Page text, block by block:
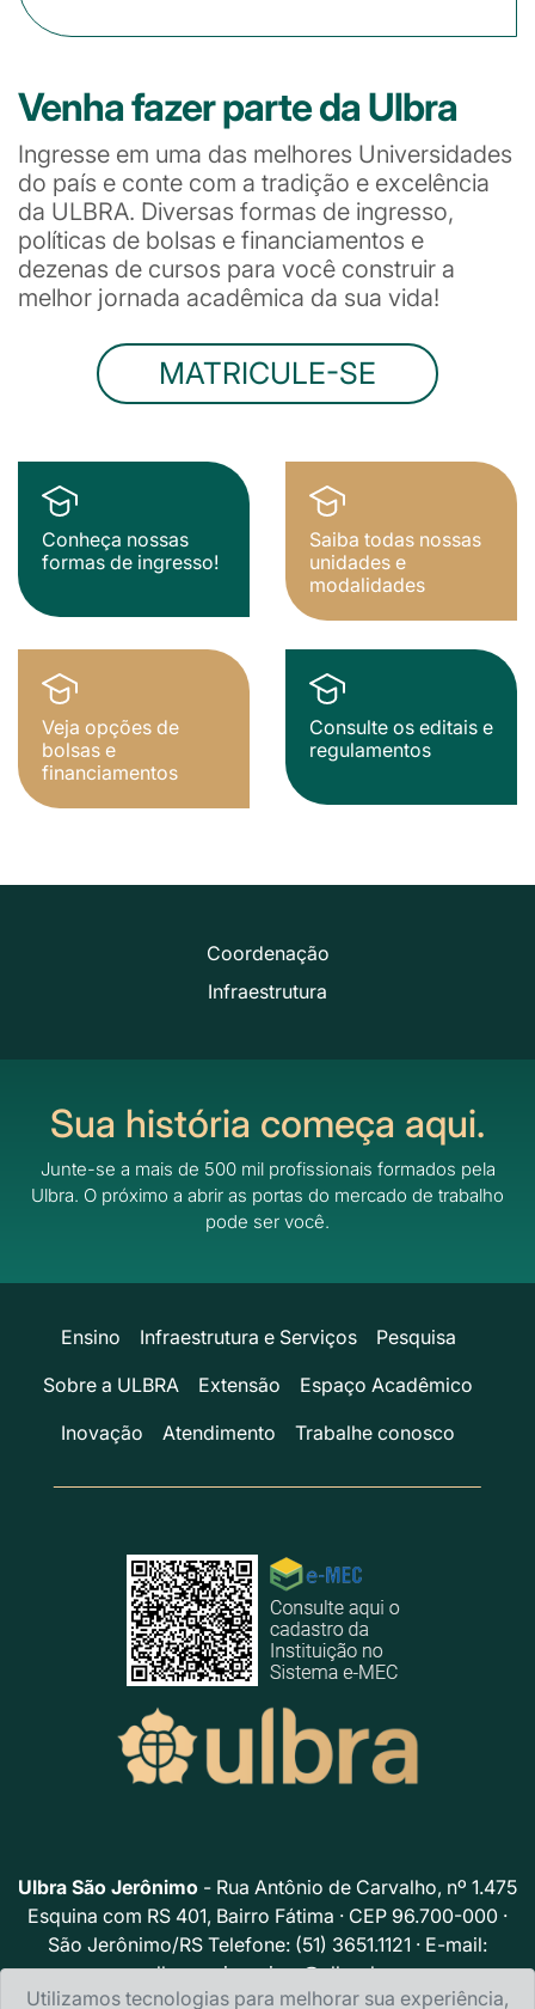
Venha fazer parte da Ulbra
Ingresse em uma das melhores Universidades
do país e conte com a tradição e excelência
da ULBRA. Diversas formas de ingresso,
políticas de bolsas e financiamentos e
dezenas de cursos para você construir a
melhor jornada acadêmica da sua vida!
MATRICULE-SE
Conheça nossas
formas de ingresso!
Saiba todas nossas
unidades e
modalidades
Veja opções de
bolsas e
financiamentos
Consulte os editais e
regulamentos
Coordenação
Infraestrutura
Sua história começa aqui.
Junte-se a mais de 500 mil profissionais formados pela
Ulbra. O próximo a abrir as portas do mercado de trabalho
pode ser você.
Ensino Infraestrutura e Serviços
Pesquisa
Sobre a ULBRA
Extensão
Espaço Acadêmico
Inovação
Atendimento Trabalhe conosco
Ulbra São Jerônimo - Rua Antônio de Carvalho, nº 1.475
Esquina com RS 401, Bairro Fátima · CEP 96.700-000 ·
São Jerônimo/RS Telefone: (51) 3651.1121 · E-mail:
ulbrasaojeronimo@ulbra.br
Utilizamos tecnologias para melhorar sua experiência,